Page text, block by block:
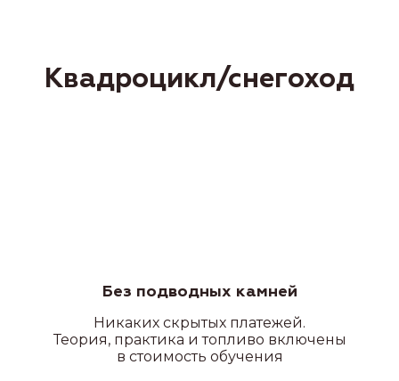
Без подводных камней
Никаких скрытых платежей.
Теория, практика и топливо включены
в стоимость обучения
УДОБНОЕ РАСПОЛОЖЕНИЕ